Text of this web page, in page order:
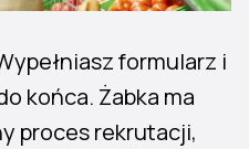
formularz i
końca. Żabka ma
proces rekrutacji,